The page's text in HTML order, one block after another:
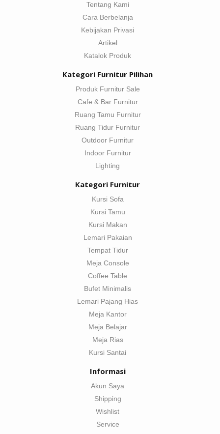
Tentang Kami
Cara Berbelanja
Kebijakan Privasi
Artikel
Katalok Produk
Kategori Furnitur Pilihan
Produk Furnitur Sale
Cafe & Bar Furnitur
Ruang Tamu Furnitur
Ruang Tidur Furnitur
Outdoor Furnitur
Indoor Furnitur
Lighting
Kategori Furnitur
Kursi Sofa
Kursi Tamu
Kursi Makan
Lemari Pakaian
Tempat Tidur
Meja Console
Coffee Table
Bufet Minimalis
Lemari Pajang Hias
Meja Kantor
Meja Belajar
Meja Rias
Kursi Santai
Informasi
Akun Saya
Shipping
Wishlist
Service